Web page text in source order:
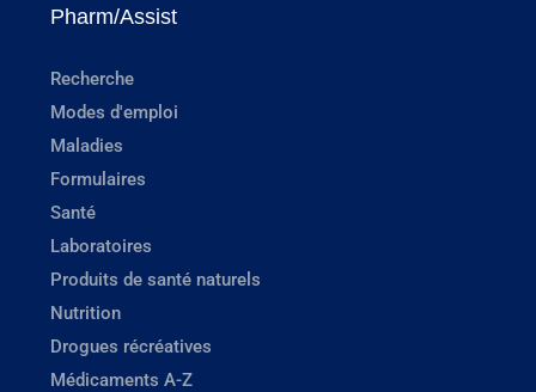
Pharm/Assist
Recherche
Modes d'emploi
Maladies
Formulaires
Santé
Laboratoires
Produits de santé naturels
Nutrition
Drogues récréatives
Médicaments A-Z